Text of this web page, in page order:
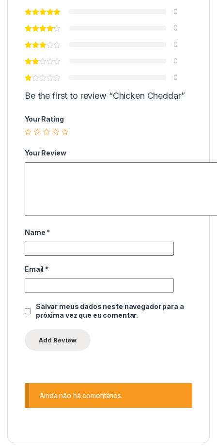
0
0
0
0
0
Be the first to review “Chicken Cheddar”
Your Rating
Your Review
Name *
Email *
Salvar meus dados neste navegador para a
próxima vez que eu comentar.
Ainda não há comentários.